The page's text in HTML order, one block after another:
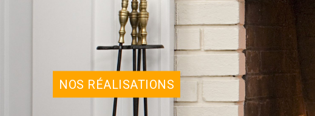
NOS RÉALISATIONS